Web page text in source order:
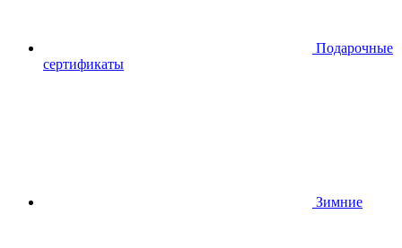
Подарочные
сертификаты
Зимние